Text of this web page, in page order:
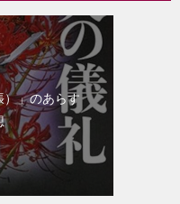
）」のあらす